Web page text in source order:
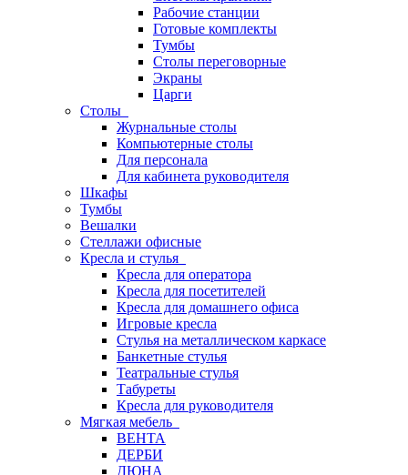
Рабочие станции
Готовые комплекты
Тумбы
Столы переговорные
Экраны
Царги
Столы
Журнальные столы
Компьютерные столы
Для персонала
Для кабинета руководителя
Шкафы
Тумбы
Вешалки
Стеллажи офисные
Кресла и стулья
Кресла для оператора
Кресла для посетителей
Кресла для домашнего офиса
Игровые кресла
Стулья на металлическом каркасе
Банкетные стулья
Театральные стулья
Табуреты
Кресла для руководителя
Мягкая мебель
ВЕНТА
ДЕРБИ
ДЮНА